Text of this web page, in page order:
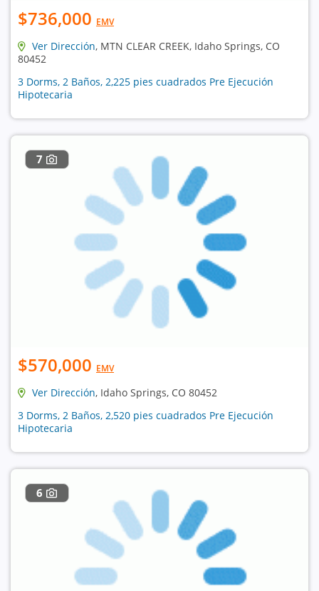
$736,000 EMV
Ver Dirección, MTN CLEAR CREEK, Idaho Springs, CO
80452
3 Dorms, 2 Baños, 2,225 pies cuadrados Pre Ejecución
Hipotecaria
7
$570,000 EMV
Ver Dirección, Idaho Springs, CO 80452
3 Dorms, 2 Baños, 2,520 pies cuadrados Pre Ejecución
Hipotecaria
6